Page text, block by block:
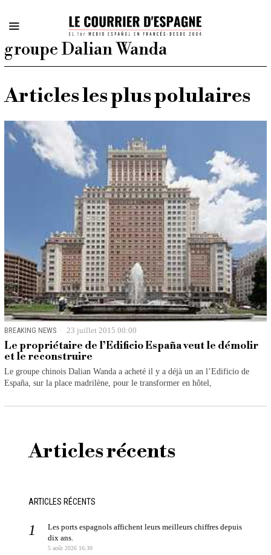
groupe Dalian Wanda
Articles les plus polulaires
BREAKING NEWS 23 juillet 2015 00:00
Le propriétaire de l’Edificio España veut le démolir
et le reconstruire
Le groupe chinois Dalian Wanda a acheté il y a déjà un an l’Edificio de
España, sur la place madrilène, pour le transformer en hôtel,
Articles récents
ARTICLES RÉCENTS
Les ports espagnols affichent leurs meilleurs chiffres depuis
dix ans.
5 août 2026 16:30